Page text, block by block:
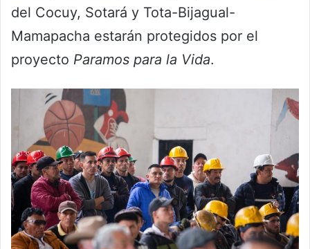
del Cocuy, Sotará y Tota-Bijagual-
Mamapacha estarán protegidos por el
proyecto Paramos para la Vida.